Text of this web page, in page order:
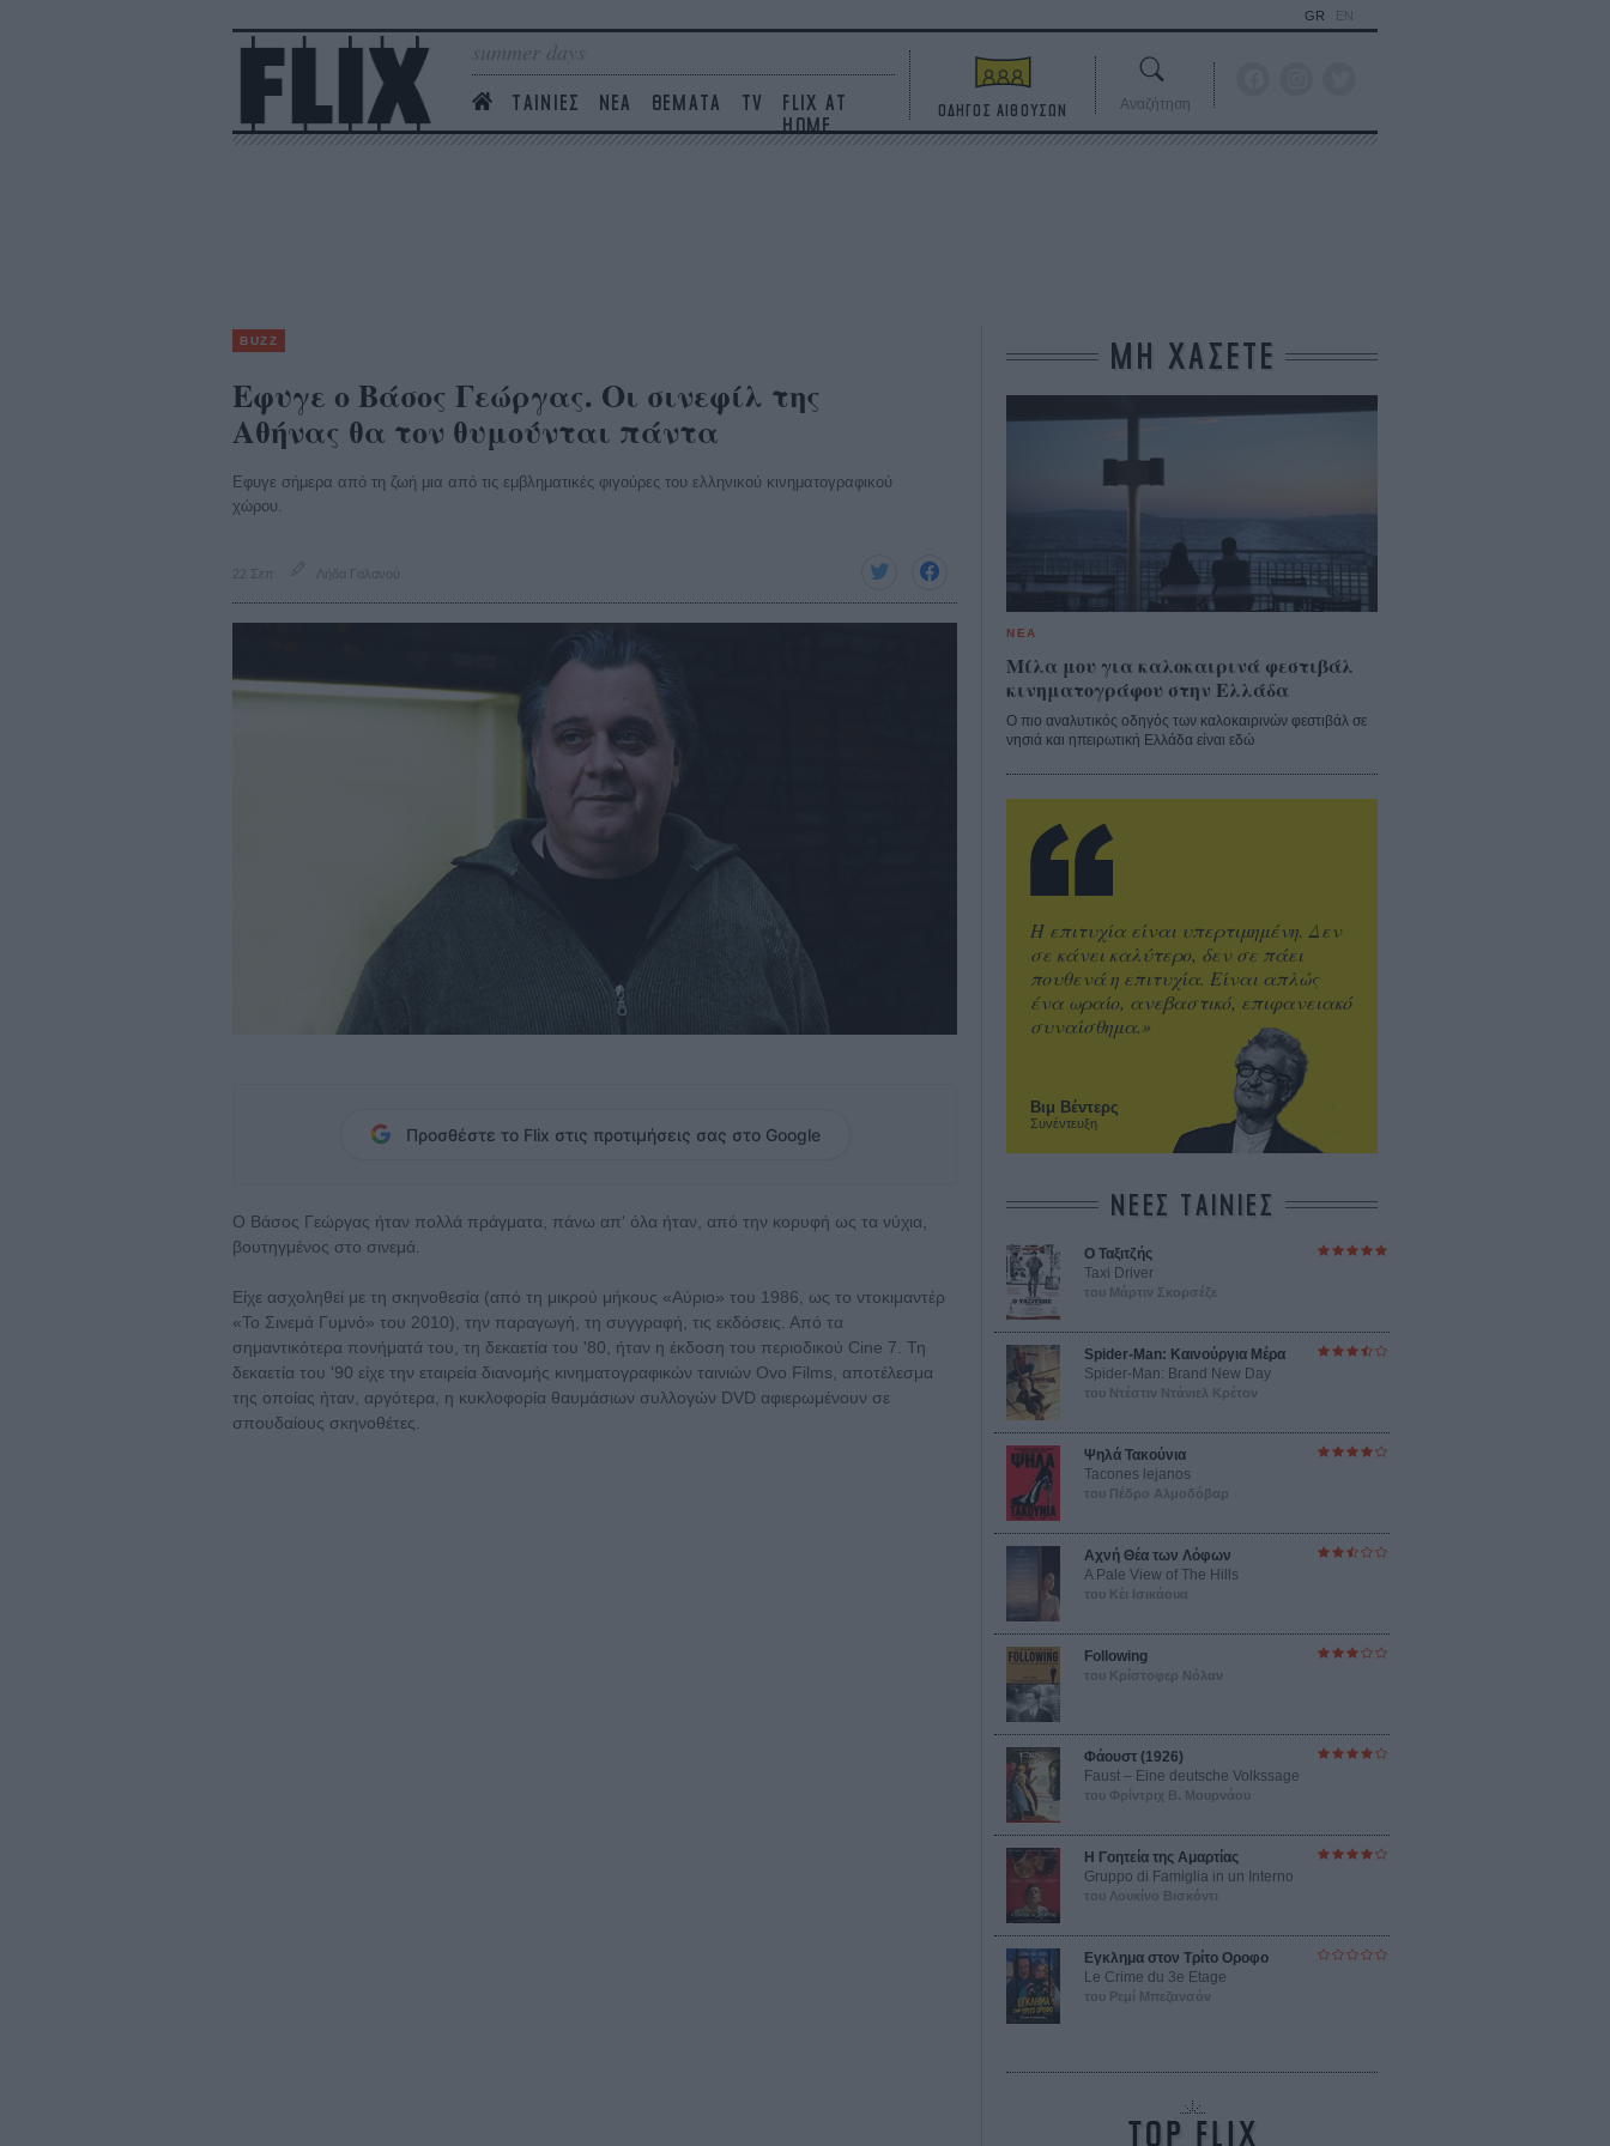
summer days
ΤΑΙΝΙΕΣ ΝΕΑ ΘΕΜΑΤΑ TV
FLIX AT
HOME
GR EN
ΟΔΗΓΟΣ ΑΙΘΟΥΣΩΝ Αναζήτηση
BUZZ
Εφυγε ο Βάσος Γεώργας. Οι σινεφίλ της
Αθήνας θα τον θυμούνται πάντα
Εφυγε σήμερα από τη ζωή μια από τις εμβληματικές φιγούρες του ελληνικού κινηματογραφικού
χώρου.
22 Σεπ Λήδα Γαλανού
Προσθέστε το Flix στις προτιμήσεις σας στο Google
Ο Βάσος Γεώργας ήταν πολλά πράγματα, πάνω απ' όλα ήταν, από την κορυφή ως τα νύχια,
βουτηγμένος στο σινεμά.
Είχε ασχοληθεί με τη σκηνοθεσία (από τη μικρού μήκους «Αύριο» του 1986, ως το ντοκιμαντέρ
«Το Σινεμά Γυμνό» του 2010), την παραγωγή, τη συγγραφή, τις εκδόσεις. Από τα
σημαντικότερα πονήματά του, τη δεκαετία του '80, ήταν η έκδοση του περιοδικού Cine 7. Τη
δεκαετία του '90 είχε την εταιρεία διανομής κινηματογραφικών ταινιών Ovo Films, αποτέλεσμα
της οποίας ήταν, αργότερα, η κυκλοφορία θαυμάσιων συλλογών DVD αφιερωμένουν σε
σπουδαίους σκηνοθέτες.
ΜΗ ΧΑΣΕΤΕ
ΝΕΑ
Μίλα μου για καλοκαιρινά φεστιβάλ
κινηματογράφου στην Ελλάδα
Ο πιο αναλυτικός οδηγός των καλοκαιρινών φεστιβάλ σε
νησιά και ηπειρωτική Ελλάδα είναι εδώ
Βιμ Βέντερς
Συνέντευξη
Η επιτυχία είναι υπερτιμημένη. Δεν
σε κάνει καλύτερο, δεν σε πάει
πουθενά η επιτυχία. Είναι απλώς
ένα ωραίο, ανεβαστικό, επιφανειακό
συναίσθημα.»
ΝΕΕΣ ΤΑΙΝΙΕΣ
O Ταξιτζής
Taxi Driver
του Μάρτιν Σκορσέζε
Spider-Man: Καινούργια Μέρα
Spider-Man: Brand New Day
του Ντέστιν Ντάνιελ Κρέτον
Ψηλά Τακούνια
Tacones lejanos
του Πέδρο Αλμοδόβαρ
Αχνή Θέα των Λόφων
A Pale View of The Hills
του Κέι Ισικάουα
Following
του Κρίστοφερ Νόλαν
Φάουστ (1926)
Faust – Eine deutsche Volkssage
του Φρίντριχ Β. Μουρνάου
Η Γοητεία της Αμαρτίας
Gruppo di Famiglia in un Interno
του Λουκίνο Βισκόντι
Εγκλημα στον Τρίτο Οροφο
Le Crime du 3e Etage
του Ρεμί Μπεζανσόν